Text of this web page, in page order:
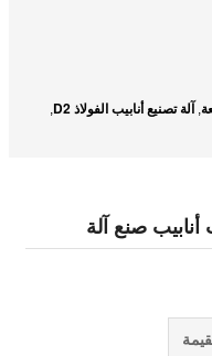
, آلة تصنيع أنابيب الفولاذ D2 ,